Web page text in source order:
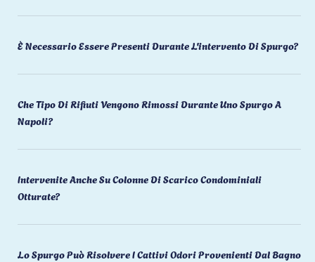
È Necessario Essere Presenti Durante L'intervento Di Spurgo?
Che Tipo Di Rifiuti Vengono Rimossi Durante Uno Spurgo A
Napoli?
Intervenite Anche Su Colonne Di Scarico Condominiali
Otturate?
Lo Spurgo Può Risolvere I Cattivi Odori Provenienti Dal Bagno